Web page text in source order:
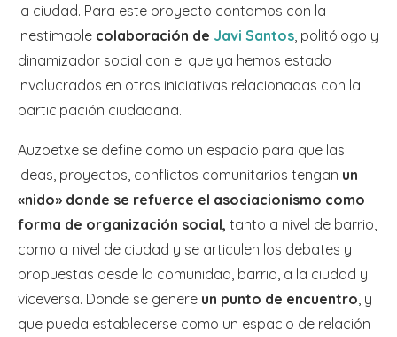
la ciudad. Para este proyecto contamos con la
inestimable colaboración de Javi Santos , politólogo y
dinamizador social con el que ya hemos estado
involucrados en otras iniciativas relacionadas con la
participación ciudadana.
Auzoetxe se define como un espacio para que las
ideas, proyectos, conflictos comunitarios tengan un
«nido» donde se refuerce el asociacionismo como
forma de organización social, tanto a nivel de barrio,
como a nivel de ciudad y se articulen los debates y
propuestas desde la comunidad, barrio, a la ciudad y
viceversa. Donde se genere un punto de encuentro , y
que pueda establecerse como un espacio de relación